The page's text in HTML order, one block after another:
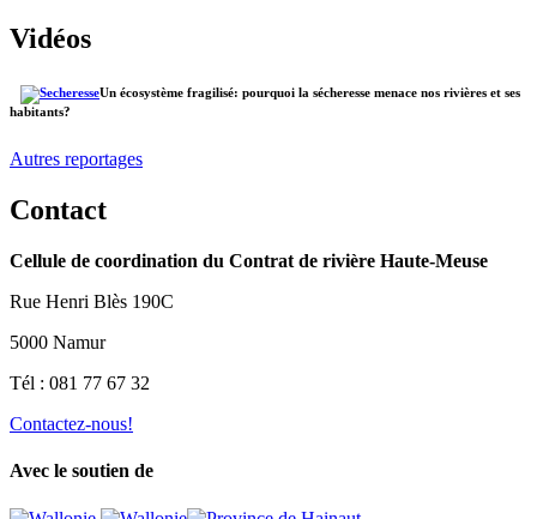
Vidéos
Un écosystème fragilisé: pourquoi la sécheresse menace nos rivières et ses
habitants?
Autres reportages
Contact
Cellule de coordination du Contrat de rivière Haute-Meuse
Rue Henri Blès 190C
5000 Namur
Tél : 081 77 67 32
Contactez-nous!
Avec le soutien de